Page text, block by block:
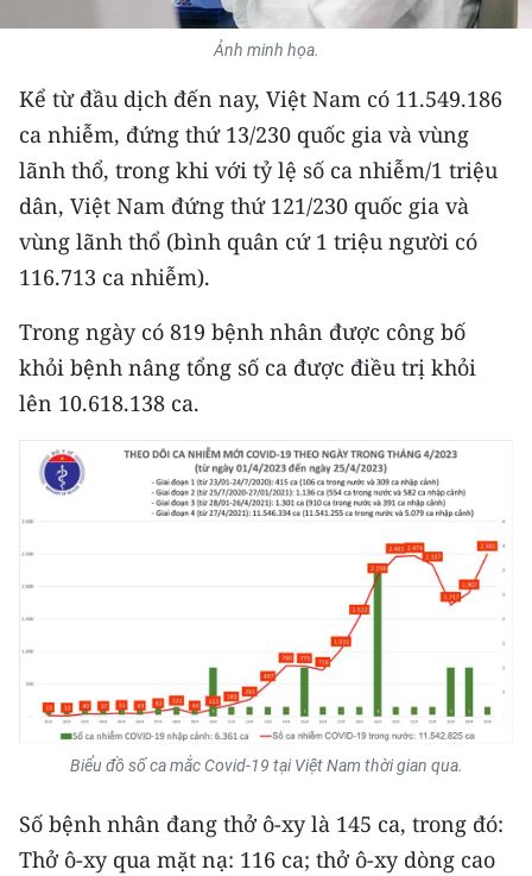
KHOA HỌC - CÔNG NGHỆ
BẠN ĐỌC
KIỂM CHỨNG THÔNG TIN
TRI THỨC CHUYÊN SÂU
CHƯƠNG TRÌNH OCOP - MỖI XÃ
MỘT SẢN PHẨM
RADIO
MEDIA CENTER
Media Chính trị
Media Kinh tế
Media Xã hội
Ảnh minh họa.
Kể từ đầu dịch đến nay, Việt Nam có 11.549.186
ca nhiễm, đứng thứ 13/230 quốc gia và vùng
lãnh thổ, trong khi với tỷ lệ số ca nhiễm/1 triệu
dân, Việt Nam đứng thứ 121/230 quốc gia và
vùng lãnh thổ (bình quân cứ 1 triệu người có
116.713 ca nhiễm).
Trong ngày có 819 bệnh nhân được công bố
khỏi bệnh nâng tổng số ca được điều trị khỏi
lên 10.618.138 ca.
Biểu đồ số ca mắc Covid-19 tại Việt Nam thời gian qua.
Số bệnh nhân đang thở ô-xy là 145 ca, trong đó:
Thở ô-xy qua mặt nạ: 116 ca; thở ô-xy dòng cao